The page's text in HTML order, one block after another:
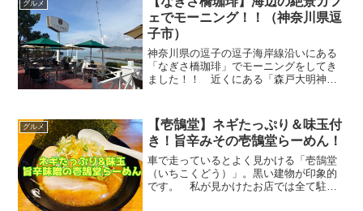
な空間をご紹介します...
グルメ
ェでモーニング！！（神奈川県逗
子市）
神奈川県の逗子の逗子海岸線沿いにある
「なぎさ橋珈琲」でモーニングをしてき
ました！！ 近くにある「森戸大明神」
う有名なお店みたいです！！
(adsbygoogle = w...
グルメ
【壱鵠堂】ネギたっぷり＆味玉付
き！旨辛みその壱鵠堂らーめん！
車で走っているとよく見かける「壱鵠堂
（いちこくどう）」。黒い建物が印象的
です。 私が見かけたお店では全て駐車